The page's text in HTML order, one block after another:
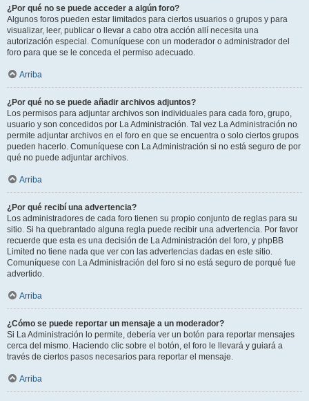
¿Por qué no se puede acceder a algún foro?
Algunos foros pueden estar limitados para ciertos usuarios o grupos y para
visualizar, leer, publicar o llevar a cabo otra acción allí necesita una
autorización especial. Comuníquese con un moderador o administrador del
foro para que se le conceda el permiso adecuado.
Arriba
¿Por qué no se puede añadir archivos adjuntos?
Los permisos para adjuntar archivos son individuales para cada foro, grupo,
usuario y son concedidos por La Administración. Tal vez La Administración no
permite adjuntar archivos en el foro en que se encuentra o solo ciertos grupos
pueden hacerlo. Comuníquese con La Administración si no está seguro de por
qué no puede adjuntar archivos.
Arriba
¿Por qué recibí una advertencia?
Los administradores de cada foro tienen su propio conjunto de reglas para su
sitio. Si ha quebrantado alguna regla puede recibir una advertencia. Por favor
recuerde que esta es una decisión de La Administración del foro, y phpBB
Limited no tiene nada que ver con las advertencias dadas en este sitio.
Comuníquese con La Administración del foro si no está seguro de porqué fue
advertido.
Arriba
¿Cómo se puede reportar un mensaje a un moderador?
Si La Administración lo permite, debería ver un botón para reportar mensajes
cerca del mismo. Haciendo clic sobre el botón, el foro le llevará y guiará a
través de ciertos pasos necesarios para reportar el mensaje.
Arriba